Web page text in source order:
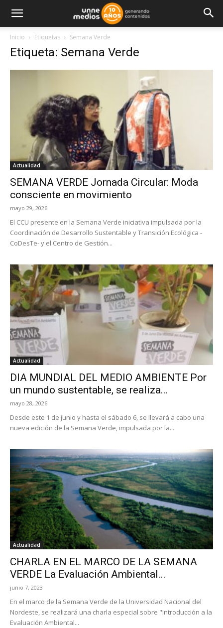
Inicio Etiquetas Semana Verde
Etiqueta: Semana Verde
Actualidad
SEMANA VERDE Jornada Circular: Moda
consciente en movimiento
mayo 29, 2026
El CCU presente en la Semana Verde iniciativa impulsada por la
Coordinación de Desarrollo Sustentable y Transición Ecológica -
CoDesTe- y el Centro de Gestión...
Actualidad
DIA MUNDIAL DEL MEDIO AMBIENTE Por
un mundo sustentable, se realiza...
mayo 28, 2026
Desde este 1 de junio y hasta el sábado 6, se llevará a cabo una
nueva edición de la Semana Verde, impulsada por la...
Actualidad
CHARLA EN EL MARCO DE LA SEMANA
VERDE La Evaluación Ambiental...
junio 7, 2023
En el marco de la Semana Verde de la Universidad Nacional del
Nordeste, se realizará una charla especial sobre "Introducción a la
Evaluación Ambiental...